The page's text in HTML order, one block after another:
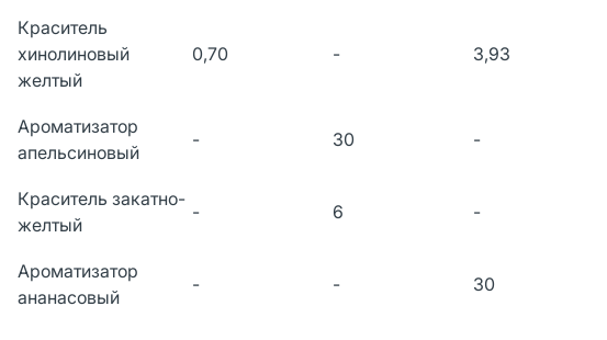
Краситель
хинолиновый
желтый
0,70 - 3,93
Ароматизатор
апельсиновый
- 30 -
Краситель закатно-
желтый
- 6 -
Ароматизатор
ананасовый
- - 30